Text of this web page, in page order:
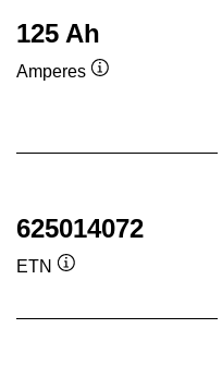
125 Ah
Amperes
625014072
ETN
ferramenta